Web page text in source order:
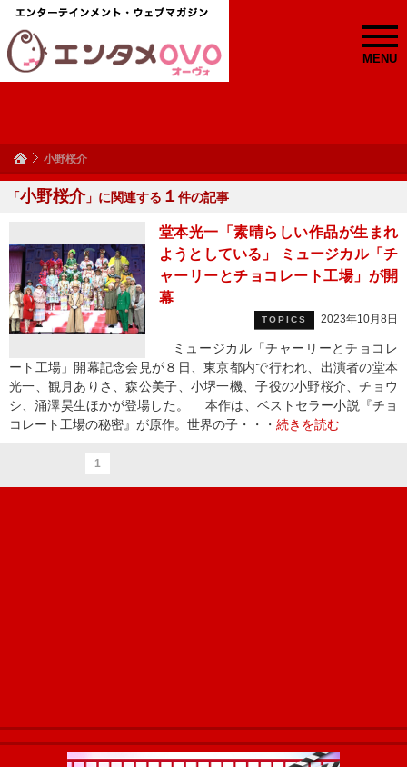
MENU
小野桜介
「小野桜介」に関連する １ 件の記事
堂本光一「素晴らしい作品が生まれ
ようとしている」 ミュージカル「チ
ャーリーとチョコレート工場」が開
幕
TOPICS 2023年10月8日
ミュージカル「チャーリーとチョコレ
ート工場」開幕記念会見が８日、東京都内で行われ、出演者の堂本
光一、観月ありさ、森公美子、小堺一機、子役の小野桜介、チョウ
シ、涌澤昊生ほかが登場した。 本作は、ベストセラー小説『チョ
コレート工場の秘密』が原作。世界の子・・・ 続きを読む
1